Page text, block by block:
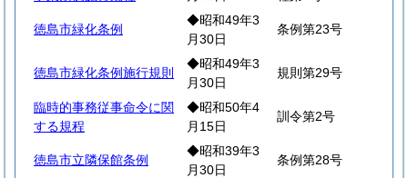
徳島市緑化条例
◆昭和49年3
月30日
条例第23号
徳島市緑化条例施行規則
◆昭和49年3
月30日
規則第29号
臨時的事務従事命令に関
する規程
◆昭和50年4
月15日
訓令第2号
徳島市立隣保館条例
◆昭和39年3
月30日
条例第28号